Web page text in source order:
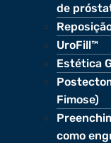
de
UroFill™
Estética
Fimose)
como